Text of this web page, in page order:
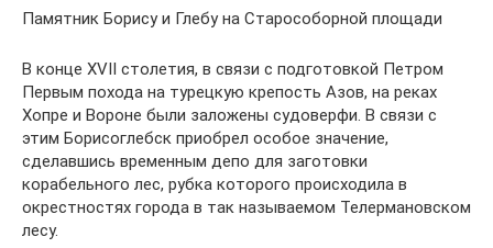
Памятник Борису и Глебу на Старособорной площади
В конце XVII столетия, в связи с подготовкой Петром
Первым похода на турецкую крепость Азов, на реках
Хопре и Вороне были заложены судоверфи. В связи с
этим Борисоглебск приобрел особое значение,
сделавшись временным депо для заготовки
корабельного лес, рубка которого происходила в
окрестностях города в так называемом Телермановском
лесу.